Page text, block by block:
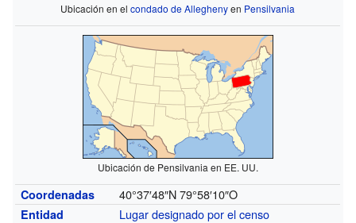
Ubicación en elcondado de Alleghenyen Pensilvania
Ubicación de Pensilvania en EE. UU.
Coordenadas 40°37′48″N 79°58′10″O
Entidad
Lugar designado por el censo